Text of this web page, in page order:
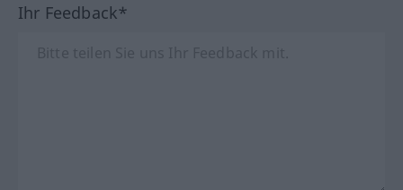
Ihr Feedback*